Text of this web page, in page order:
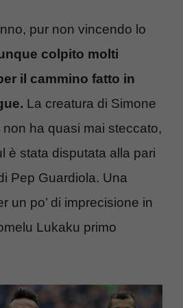
pur non vincendo lo
colpito molti
il cammino fatto in
La creatura di Simone
ha quasi mai steccato,
è stata disputata alla pari
Pep Guardiola. Una
un po’ di imprecisione in
Lukaku primo